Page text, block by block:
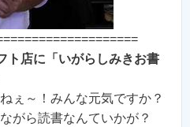
ト店に「いがらしみきお書
ぇ～！みんな元気ですか？
がら読書なんていかが？